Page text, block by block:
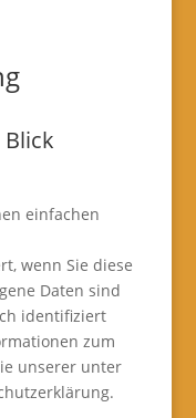
einfachen
wenn Sie diese
Daten sind
identifiziert
zum
unserer unter